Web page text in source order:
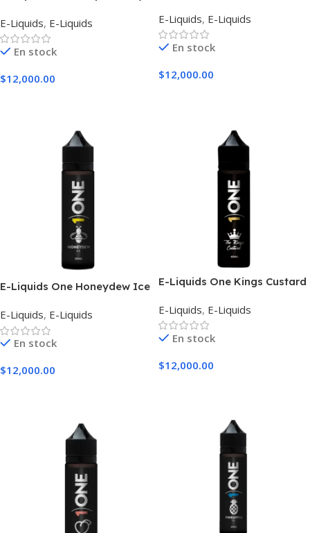
E-Liquids, E-Liquids
En stock
$12,000.00
E-Liquids, E-Liquids
En stock
$12,000.00
E-Liquids One Honeydew Ice
E-Liquids, E-Liquids
En stock
$12,000.00
E-Liquids One Kings Custard
E-Liquids, E-Liquids
En stock
$12,000.00